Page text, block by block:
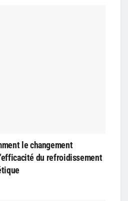
le changement
du refroidissement